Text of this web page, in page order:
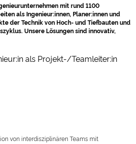
mit rund 1100
als Ingenieur:innen, Planer:innen und
der Technik von Hoch- und Tiefbauten und
Unsere Lösungen sind innovativ,
als Projekt-/Teamleiter:in
von interdisziplinären Teams mit